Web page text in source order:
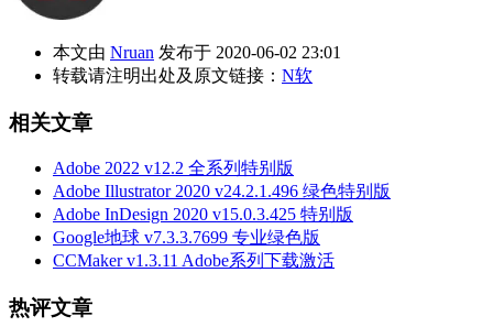
本文由 Nruan 发布于 2020-06-02 23:01
转载请注明出处及原文链接： N软
相关文章
Adobe 2022 v12.2 全系列特别版
Adobe Illustrator 2020 v24.2.1.496 绿色特别版
Adobe InDesign 2020 v15.0.3.425 特别版
Google地球 v7.3.3.7699 专业绿色版
CCMaker v1.3.11 Adobe系列下载激活
热评文章